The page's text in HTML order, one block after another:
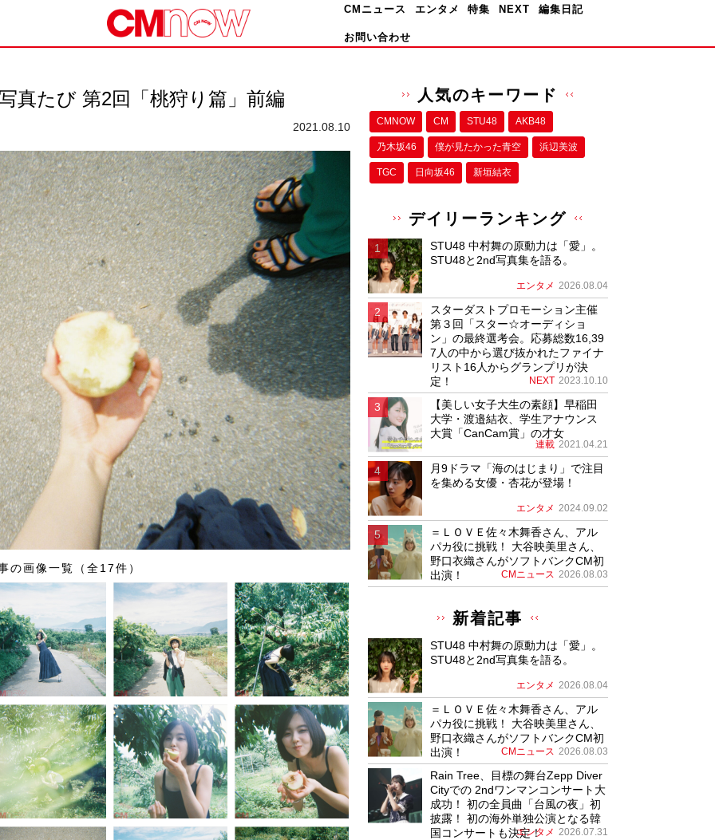
CMニュース エンタメ 特集 NEXT 編集日記
お問い合わせ
真たび 第2回「桃狩り篇」前編
2021.08.10
の画像一覧（全17件）
人気のキーワード
CMNOW CM STU48 AKB48
乃木坂46 僕が⾒たかった⻘空 浜辺美波
TGC 日向坂46 新垣結衣
デイリーランキング
STU48 中村舞の原動力は「愛」。
STU48と2nd写真集を語る。
エンタメ 2026.08.04
スターダストプロモーション主催
第３回「スター☆オーディショ
ン」の最終選考会。応募総数16,39
7人の中から選び抜かれたファイナ
リスト16人からグランプリが決
定！
NEXT 2023.10.10
【美しい女子大生の素顔】早稲田
大学・渡邉結衣、学生アナウンス
大賞「CanCam賞」の才女
連載 2021.04.21
月9ドラマ「海のはじまり」で注目
を集める女優・杏花が登場！
エンタメ 2024.09.02
＝ＬＯＶＥ佐々木舞香さん、アル
パカ役に挑戦！ 大谷映美里さん、
野口衣織さんがソフトバンクCM初
出演！
CMニュース 2026.08.03
新着記事
STU48 中村舞の原動力は「愛」。
STU48と2nd写真集を語る。
エンタメ 2026.08.04
＝ＬＯＶＥ佐々木舞香さん、アル
パカ役に挑戦！ 大谷映美里さん、
野口衣織さんがソフトバンクCM初
出演！
CMニュース 2026.08.03
Rain Tree、目標の舞台Zepp Diver
Cityでの 2ndワンマンコンサート大
成功！ 初の全員曲「台風の夜」初
披露！ 初の海外単独公演となる韓
国コンサートも決定！
エンタメ 2026.07.31